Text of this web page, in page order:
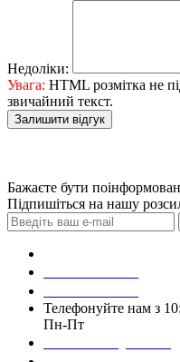
Недоліки:
Увага: HTML розмітка не
звичайний текст.
Залишити відгук
Бажаєте бути
Підпишіться на нашу
Телефонуйте нам з
Пн-Пт